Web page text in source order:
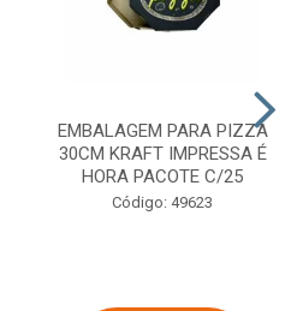
EMBALAGEM PARA PIZZA
30CM KRAFT IMPRESSA É
HORA PACOTE C/25
Código: 49623